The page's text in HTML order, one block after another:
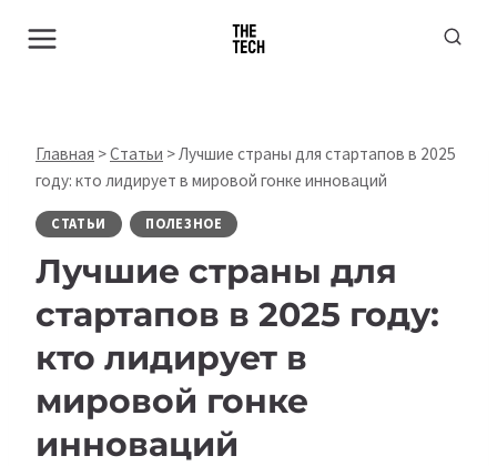
Главная >Статьи >Лучшие страны для стартапов в 2025
году: кто лидирует в мировой гонке инноваций
СТАТЬИ ПОЛЕЗНОЕ
Лучшие страны для
стартапов в 2025 году:
кто лидирует в
мировой гонке
инноваций